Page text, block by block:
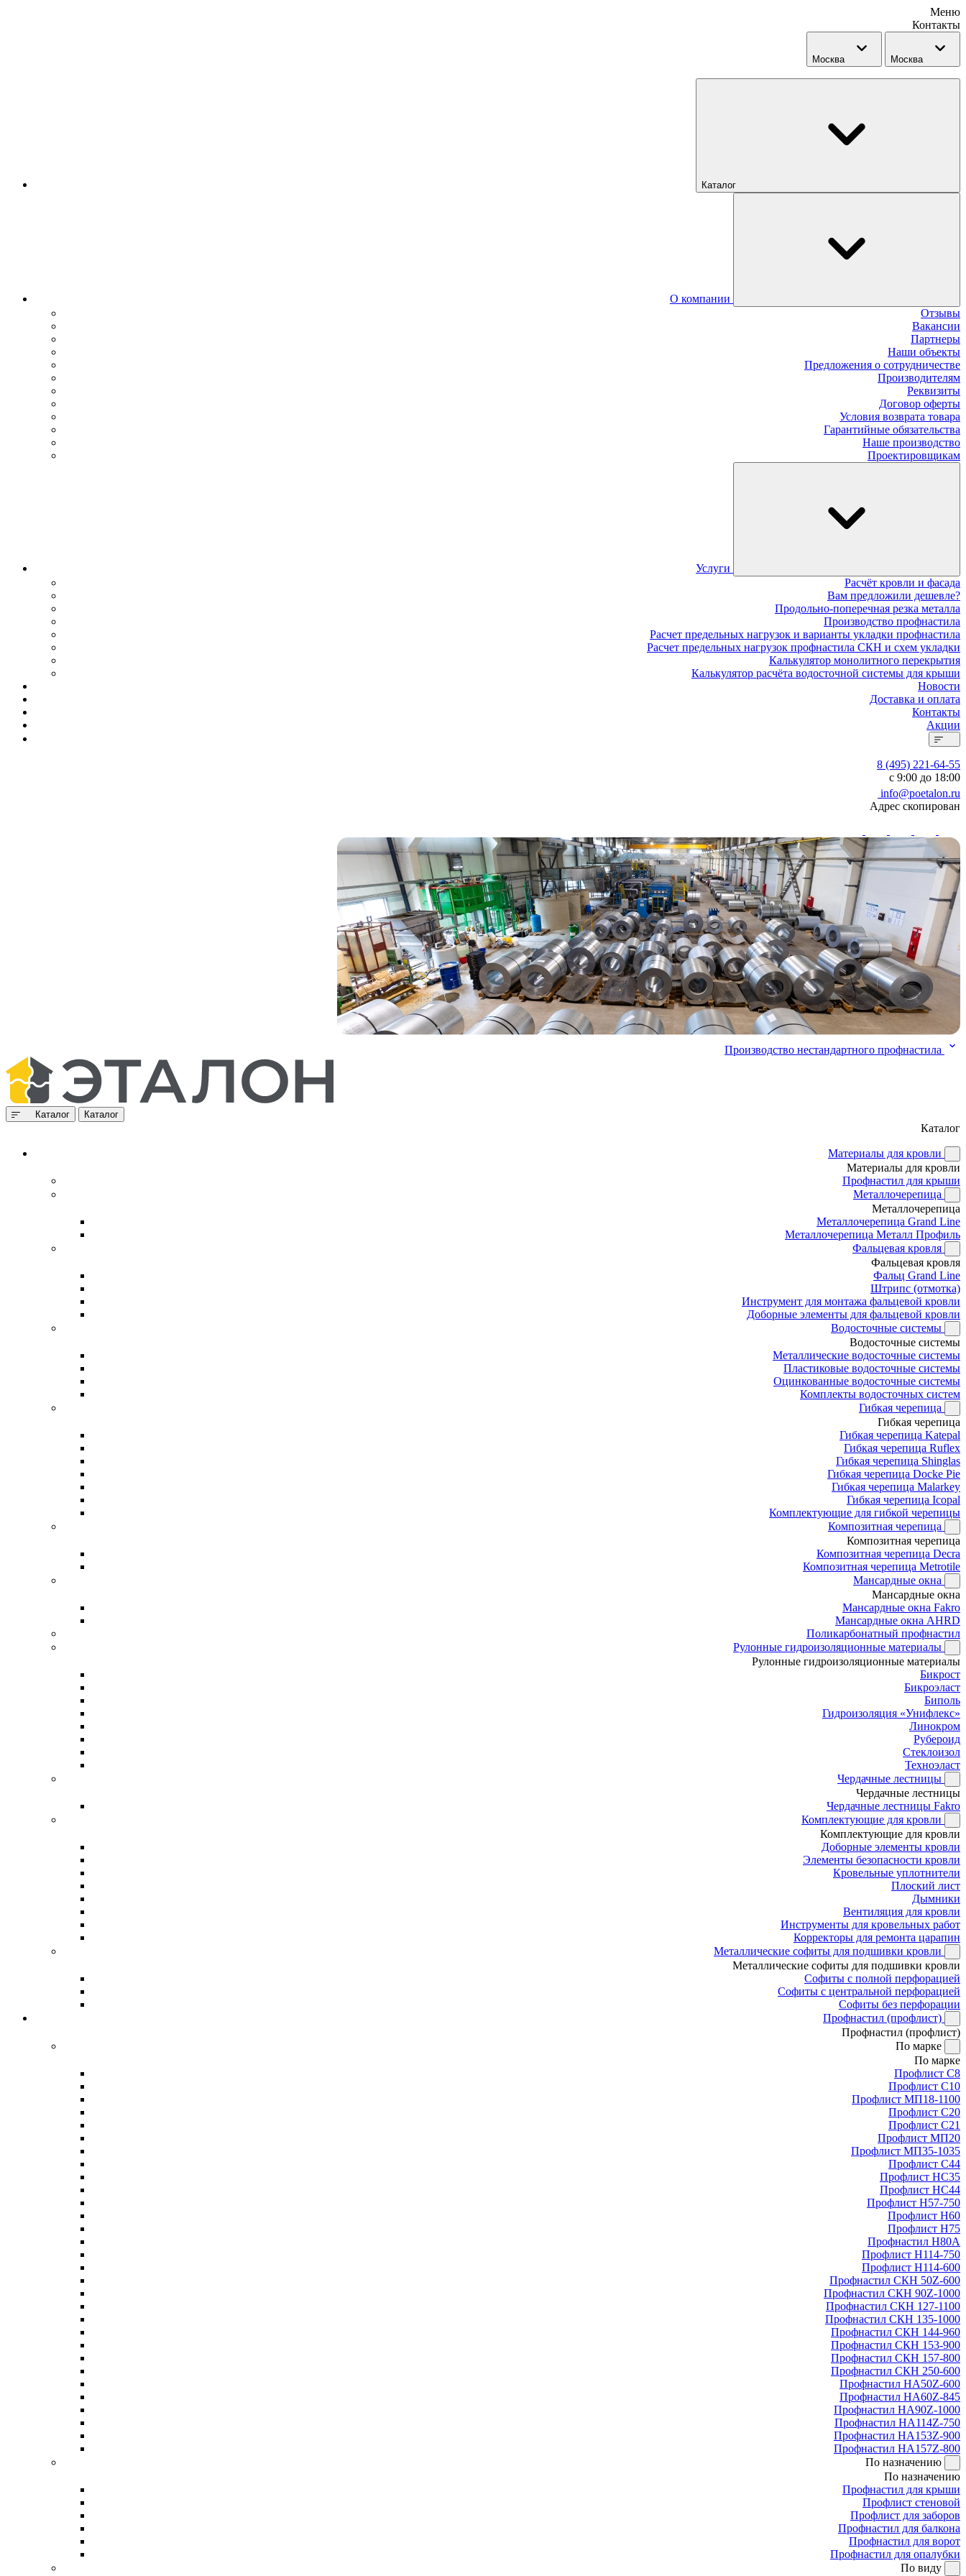
Меню
Контакты
Москва Москва
Каталог
О компании
Отзывы
Вакансии
Партнеры
Наши объекты
Предложения о сотрудничестве
Производителям
Реквизиты
Договор оферты
Условия возврата товара
Гарантийные обязательства
Наше производство
Проектировщикам
Услуги
Расчёт кровли и фасада
Вам предложили дешевле?
Продольно-поперечная резка металла
Производство профнастила
Расчет предельных нагрузок и варианты укладки профнастила
Расчет предельных нагрузок профнастила СКН и схем укладки
Калькулятор монолитного перекрытия
Калькулятор расчёта водосточной системы для крыши
Новости
Доставка и оплата
Контакты
Акции
8 (495) 221-64-55
с 9:00 до 18:00
info@poetalon.ru
Адрес скопирован
Производство нестандартного профнастила
Каталог Каталог
Каталог
Материалы для кровли
Материалы для кровли
Профнастил для крыши
Металлочерепица
Металлочерепица
Металлочерепица Grand Line
Металлочерепица Металл Профиль
Фальцевая кровля
Фальцевая кровля
Фальц Grand Line
Штрипс (отмотка)
Инструмент для монтажа фальцевой кровли
Доборные элементы для фальцевой кровли
Водосточные системы
Водосточные системы
Металлические водосточные системы
Пластиковые водосточные системы
Оцинкованные водосточные системы
Комплекты водосточных систем
Гибкая черепица
Гибкая черепица
Гибкая черепица Katepal
Гибкая черепица Ruflex
Гибкая черепица Shinglas
Гибкая черепица Docke Pie
Гибкая черепица Malarkey
Гибкая черепица Icopal
Комплектующие для гибкой черепицы
Композитная черепица
Композитная черепица
Композитная черепица Decra
Композитная черепица Metrotile
Мансардные окна
Мансардные окна
Мансардные окна Fakro
Мансардные окна AHRD
Поликарбонатный профнастил
Рулонные гидроизоляционные материалы
Рулонные гидроизоляционные материалы
Бикрост
Бикроэласт
Биполь
Гидроизоляция «Унифлекс»
Линокром
Рубероид
Стеклоизол
Техноэласт
Чердачные лестницы
Чердачные лестницы
Чердачные лестницы Fakro
Комплектующие для кровли
Комплектующие для кровли
Доборные элементы кровли
Элементы безопасности кровли
Кровельные уплотнители
Плоский лист
Дымники
Вентиляция для кровли
Инструменты для кровельных работ
Корректоры для ремонта царапин
Металлические софиты для подшивки кровли
Металлические софиты для подшивки кровли
Софиты с полной перфорацией
Софиты с центральной перфорацией
Софиты без перфорации
Профнастил (профлист)
Профнастил (профлист)
По марке
По марке
Профлист С8
Профлист С10
Профлист МП18-1100
Профлист С20
Профлист С21
Профлист МП20
Профлист МП35-1035
Профлист С44
Профлист НС35
Профлист НС44
Профлист Н57-750
Профлист Н60
Профлист Н75
Профнастил Н80А
Профлист Н114-750
Профлист Н114-600
Профнастил СКН 50Z-600
Профнастил СКН 90Z-1000
Профнастил СКН 127-1100
Профнастил СКН 135-1000
Профнастил СКН 144-960
Профнастил СКН 153-900
Профнастил СКН 157-800
Профнастил СКН 250-600
Профнастил НА50Z-600
Профнастил НА60Z-845
Профнастил НА90Z-1000
Профнастил НА114Z-750
Профнастил НА153Z-900
Профнастил НА157Z-800
По назначению
По назначению
Профнастил для крыши
Профлист стеновой
Профлист для заборов
Профнастил для балкона
Профнастил для ворот
Профнастил для опалубки
По виду